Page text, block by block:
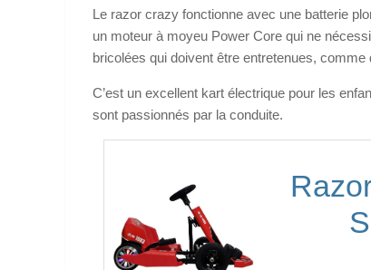
Le razor crazy fonctionne avec une batterie
un moteur à moyeu Power Core qui ne
bricolées qui doivent être entretenues,
C’est un excellent kart électrique pour les
sont passionnés par la conduite.